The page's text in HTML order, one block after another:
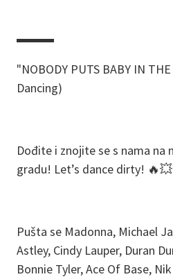
▬▬▬
"NOBODY PUTS BABY IN
Dancing)
Dođite i znojite se s nama na
gradu! Let’s dance dirty!
Pušta se Madonna, Michael
Astley, Cindy Lauper, Duran
Bonnie Tyler, Ace Of Base,